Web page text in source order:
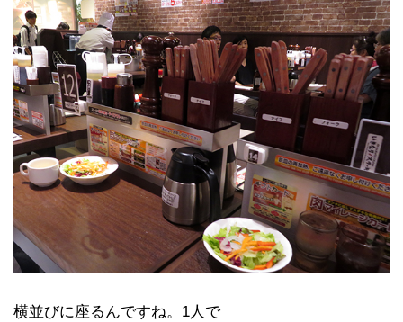
横並びに座るんですね。1人で